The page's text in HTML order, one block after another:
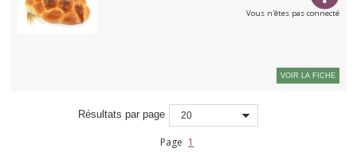
Résultats par page 20
Vous n'êtes pas connecté
VOIR LA FICHE
Page 1